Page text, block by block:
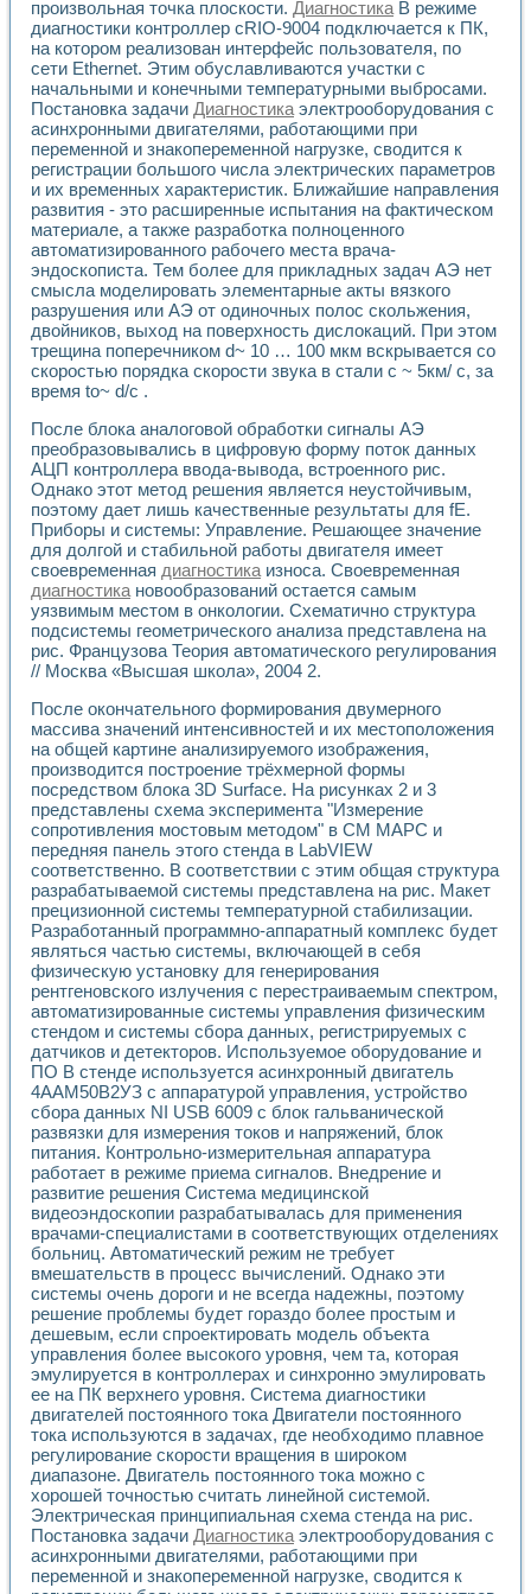
Разработка виртуальных тренажеров путем
Система блокировок, сигнализации и защиты ускорителя
Система сбора данных и управления процессом
Управление температурой газовой среды специальной
Разработка программного обеспечения с
Использование технологий NATIONAL INSTRUMENTS
Оборудование для промышленной термотрансферной
Автоматизация реометрических исследований на базе
Применение измерителя иммитанса для исследова¬ния
Исследование электромагнитных переходных процессов
Стенд для исследования электрических переходных
Автоматизация контроля сварных швов на базе
Измерительный контроль с применением
Моделирование надежности и эффективности систем
Лабораторные практикумы и учебные стенды
Автоматизация лабораторного стенда по измерению
Автоматизированные лабораторные комплексы для
Виртуальный прибор для исследования нелинейных
Использование программ ELECTRONICS WORKBENCH-
Лабораторный практикум по дисциплине «Цифровые
Лабораторный практикум по ИНС на основе LabVIEW
Лабораторный практикум по основам теории коммутации
Опыт использования NI LabVIEW для создания
Применение LabVIEW для исследования течения в
Создание виртуальной работы «Изучение магнитных
Обратный маятник
Устройство для изучения основ интерфейсов обмена по
Лабораторный практикум: изучение адиабатического
Стенд для исследования электрических переходных
Система статистической обработки результатов
Автоматизация лазерно-плазменных измерений с
Модельно-измерительный комплекс. Назначение. Состав.
Использование технологий NATIONAL INSTRUMENTS
Учебный практикум "Спектральный и корреляционный
Учебный стенд для исследования принципа действия
Оборудование и программное обеспечение учебных
Виртуальный лабораторный практикум для изучения
Управление роботом ТУР-10 средствами LabVIEW
Аппаратно-программный комплекс для исследования
Автоматизированный дистанционный лабораторный
Исследование возможности реставрации одномерных
Использование технологий NATIONAL INSTRUMENTS в
Разработка модификаций алгоритма полигармонической
Учебный стенд для исследования принципа действия
Виртуальная система поддержки принимаемых решений в
Преемственность дисциплин «Моделирование систем» и
Универсальный стенд для исследования электрических
Лабораторные практикумы по информационно-
Виртуальный измеритель частотных характеристик на
Лабораторный практикум по основам теории Коммутации
Разработка виртуальной лабораторной работы
Виртуальные практикумы по электротехнике в среде
Из опыта внедрения в рамках национального проекта
Исследование эффективности решателей
Опыт разработки LabVIEW лабораторных практикумов
Проблемы повышения качества образования и
Развитие LabVIEW лабораторного практикума по
Разработка виртуальной лаборатории по электротехнике
Усовершенствованные алгоритмы частотного анализа
Об опыте работы учебного центра «Технологии
Технологии NI в магистерской программе «Прикладная
Система диагностики двигателей постоянного тока
Автоматизированный стенд формирования
Лабораторный практикум по курсу ИИС на базе
Партнеры
Академические и отраслевые институты
Учебные заведения
Бизнес
Контакты
произвольная точка плоскости. ДиагностикаВ режиме
диагностики контроллер cRIO-9004 подключается к ПК,
на котором реализован интерфейс пользователя, по
сети Ethernet. Этим обуславливаются участки с
начальными и конечными температурными выбросами.
Постановка задачи Диагностикаэлектрооборудования с
асинхронными двигателями, работающими при
переменной и знакопеременной нагрузке, сводится к
регистрации большого числа электрических параметров
и их временных характеристик. Ближайшие направления
развития - это расширенные испытания на фактическом
материале, а также разработка полноценного
автоматизированного рабочего места врача-
эндоскописта. Тем более для прикладных задач АЭ нет
смысла моделировать элементарные акты вязкого
разрушения или АЭ от одиночных полос скольжения,
двойников, выход на поверхность дислокаций. При этом
трещина поперечником d~ 10 … 100 мкм вскрывается со
скоростью порядка скорости звука в стали с ~ 5км/ с, за
время to~ d/c .
После блока аналоговой обработки сигналы АЭ
преобразовывались в цифровую форму поток данных
АЦП контроллера ввода-вывода, встроенного рис.
Однако этот метод решения является неустойчивым,
поэтому дает лишь качественные результаты для fE.
Приборы и системы: Управление. Решающее значение
для долгой и стабильной работы двигателя имеет
своевременная диагностикаизноса. Своевременная
диагностикановообразований остается самым
уязвимым местом в онкологии. Схематично структура
подсистемы геометрического анализа представлена на
рис. Французова Теория автоматического регулирования
// Москва «Высшая школа», 2004 2.
После окончательного формирования двумерного
массива значений интенсивностей и их местоположения
на общей картине анализируемого изображения,
производится построение трёхмерной формы
посредством блока 3D Surface. На рисунках 2 и 3
представлены схема эксперимента "Измерение
сопротивления мостовым методом" в СМ МАРС и
передняя панель этого стенда в LabVIEW
соответственно. В соответствии с этим общая структура
разрабатываемой системы представлена на рис. Макет
прецизионной системы температурной стабилизации.
Разработанный программно-аппаратный комплекс будет
являться частью системы, включающей в себя
физическую установку для генерирования
рентгеновского излучения с перестраиваемым спектром,
автоматизированные системы управления физическим
стендом и системы сбора данных, регистрируемых с
датчиков и детекторов. Используемое оборудование и
ПО В стенде используется асинхронный двигатель
4ААМ50В2УЗ с аппаратурой управления, устройство
сбора данных NI USB 6009 с блок гальванической
развязки для измерения токов и напряжений, блок
питания. Контрольно-измерительная аппаратура
работает в режиме приема сигналов. Внедрение и
развитие решения Система медицинской
видеоэндоскопии разрабатывалась для применения
врачами-специалистами в соответствующих отделениях
больниц. Автоматический режим не требует
вмешательств в процесс вычислений. Однако эти
системы очень дороги и не всегда надежны, поэтому
решение проблемы будет гораздо более простым и
дешевым, если спроектировать модель объекта
управления более высокого уровня, чем та, которая
эмулируется в контроллерах и синхронно эмулировать
ее на ПК верхнего уровня. Система диагностики
двигателей постоянного тока Двигатели постоянного
тока используются в задачах, где необходимо плавное
регулирование скорости вращения в широком
диапазоне. Двигатель постоянного тока можно с
хорошей точностью считать линейной системой.
Электрическая принципиальная схема стенда на рис.
Постановка задачи Диагностикаэлектрооборудования с
асинхронными двигателями, работающими при
переменной и знакопеременной нагрузке, сводится к